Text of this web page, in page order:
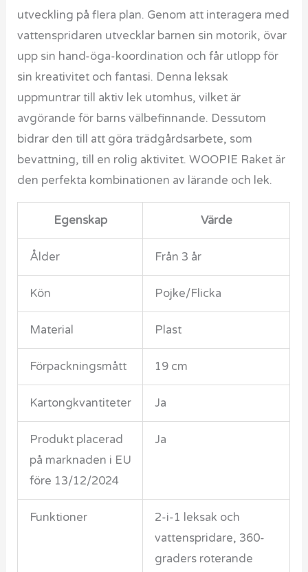
utveckling på flera plan. Genom att interagera med
vattenspridaren utvecklar barnen sin motorik, övar
upp sin hand-öga-koordination och får utlopp för
sin kreativitet och fantasi. Denna leksak
uppmuntrar till aktiv lek utomhus, vilket är
avgörande för barns välbefinnande. Dessutom
bidrar den till att göra trädgårdsarbete, som
bevattning, till en rolig aktivitet. WOOPIE Raket är
den perfekta kombinationen av lärande och lek.
Egenskap Värde
Ålder Från 3 år
Kön Pojke/Flicka
Material Plast
Förpackningsmått 19 cm
Kartongkvantiteter Ja
Produkt placerad
på marknaden i EU
före 13/12/2024
Ja
Funktioner
2-i-1 leksak och
vattenspridare, 360-
graders roterande